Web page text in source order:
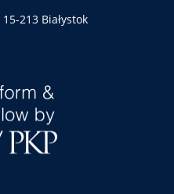
15-213 Białystok